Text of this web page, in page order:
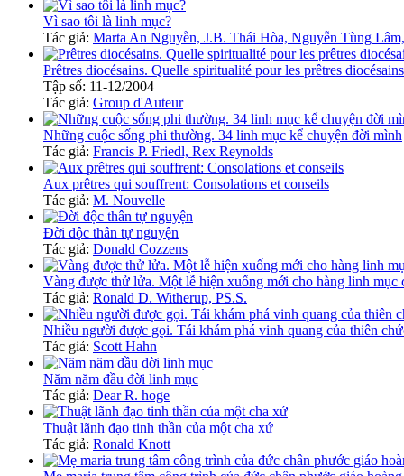
Vì sao tôi là linh mục?
Tác giả: Marta An Nguyễn, J.B. Thái Hòa, Nguyễn Tùng
Prêtres diocésains. Quelle spiritualité pour les prêtres diocésains
Tập số: 11-12/2004
Tác giả: Group d'Auteur
Những cuộc sống phi thường. 34 linh mục kể chuyện đời mình
Tác giả: Francis P. Friedl, Rex Reynolds
Aux prêtres qui souffrent: Consolations et conseils
Tác giả: M. Nouvelle
Đời độc thân tự nguyện
Tác giả: Donald Cozzens
Vàng được thử lửa. Một lễ hiện xuống mới cho hàng linh mục
Tác giả: Ronald D. Witherup, PS.S.
Nhiều người được gọi. Tái khám phá vinh quang của thiên
Tác giả: Scott Hahn
Năm năm đầu đời linh mục
Tác giả: Dear R. hoge
Thuật lãnh đạo tinh thần của một cha xứ
Tác giả: Ronald Knott